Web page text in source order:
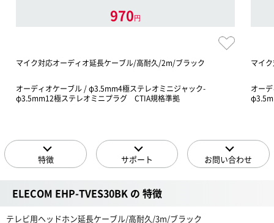
970円
マイク対応オーディオ延長ケーブル/高耐久/2m/ブラック
オーディオケーブル / φ3.5mm4極ステレオミニジャック-
φ3.5mm12極ステレオミニプラグ CTIA規格準拠
マイ
オー
特徴 サポート お問い合わせ
ELECOM EHP-TVES30BK の 特徴
テレビ用ヘッドホン延長ケーブル/高耐久/3m/ブラック